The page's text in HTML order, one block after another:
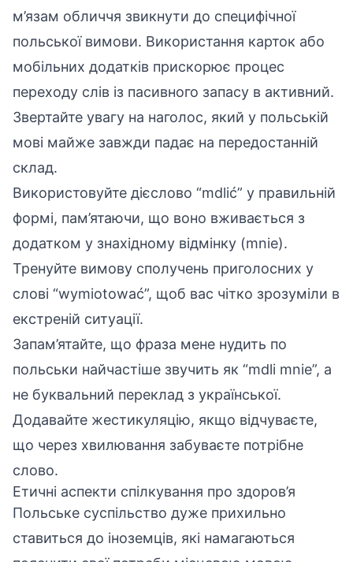
м’язам обличчя звикнути до специфічної
польської вимови. Використання карток або
мобільних додатків прискорює процес
переходу слів із пасивного запасу в активний.
Звертайте увагу на наголос, який у польській
мові майже завжди падає на передостанній
склад.
Використовуйте дієслово “mdlić” у правильній
формі, пам’ятаючи, що воно вживається з
додатком у знахідному відмінку (mnie).
Тренуйте вимову сполучень приголосних у
слові “wymiotować”, щоб вас чітко зрозуміли в
екстреній ситуації.
Запам’ятайте, що фраза мене нудить по
польськи найчастіше звучить як “mdli mnie”, а
не буквальний переклад з української.
Додавайте жестикуляцію, якщо відчуваєте,
що через хвилювання забуваєте потрібне
слово.
Етичні аспекти спілкування про здоров’я
Польське суспільство дуже прихильно
ставиться до іноземців, які намагаються